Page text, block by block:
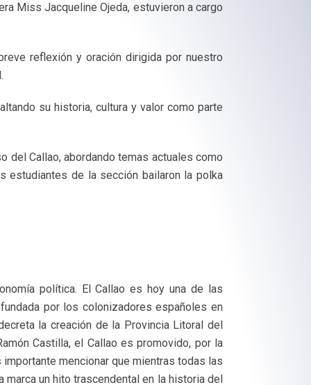
Miss Jacqueline Ojeda, estuvieron a cargo
reflexión y oración dirigida por nuestro
su historia, cultura y valor como parte
del Callao, abordando temas actuales como
estudiantes de la sección bailaron la polka
política. El Callao es hoy una de las
por los colonizadores españoles en
la creación de la Provincia Litoral del
Castilla, el Callao es promovido, por la
mencionar que mientras todas las
un hito trascendental en la historia del